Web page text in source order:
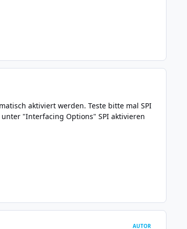
aktiviert werden. Teste bitte mal SPI
"Interfacing Options" SPI aktivieren
AUTOR